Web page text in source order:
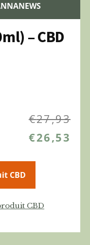
– CBD
€27,93
€26,53
CBD
CBD